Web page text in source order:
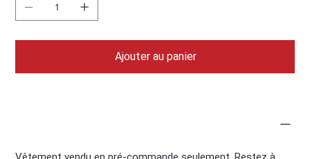
Ajouter au panier